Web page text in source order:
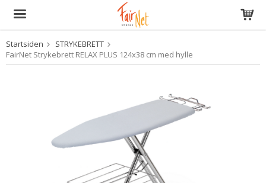
Produktet har blitt lagt til i handlekurven din
Startsiden
STRYKEBRETT
FairNet Strykebrett RELAX PLUS 124x38 cm med hylle